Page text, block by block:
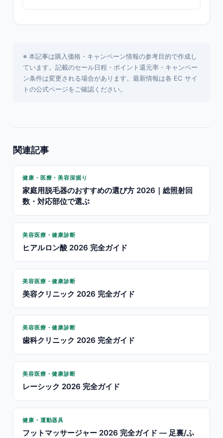
※ 本記事は購入価格・キャンペーン情報の参考目的で作成し
ています。記載のセール日程・ポイント還元率・キャンペー
ン条件は変更される場合があります。最新情報は各 EC サイ
トの公式ページをご確認ください。
関連記事
健康・医療・美容深掘り
家庭用脱毛器のおすすめの選び方 2026｜総照射回
数・対応部位で選ぶ
美容医療・健康診断
ヒアルロン酸 2026 完全ガイド
美容医療・健康診断
美容クリニック 2026 完全ガイド
美容医療・健康診断
歯科クリニック 2026 完全ガイド
美容医療・健康診断
レーシック 2026 完全ガイド
健康・運動器具
フットマッサージャー 2026 完全ガイド — 足裏/ふ